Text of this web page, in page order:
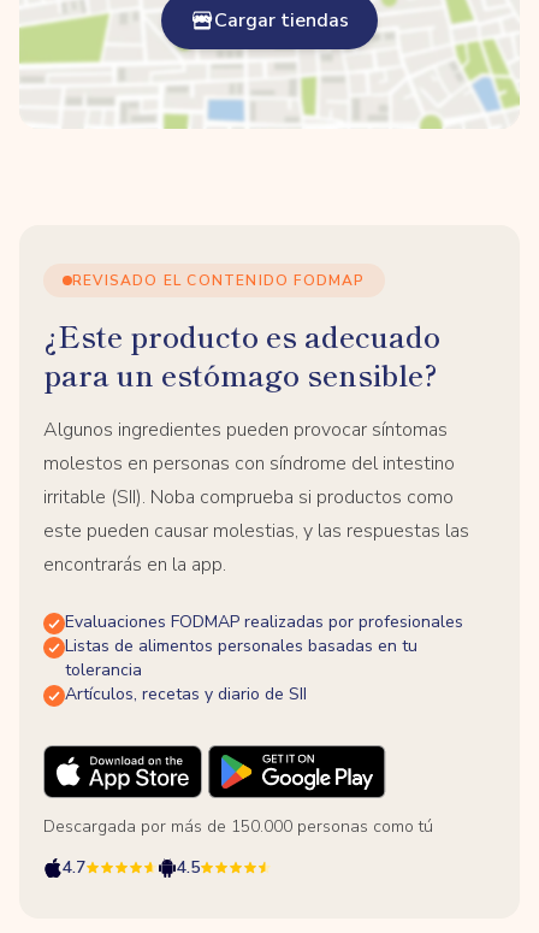
Cargar tiendas
REVISADO EL CONTENIDO FODMAP
¿Este producto es adecuado
para un estómago sensible?
Algunos ingredientes pueden provocar síntomas
molestos en personas con síndrome del intestino
irritable (SII). Noba comprueba si productos como
este pueden causar molestias, y las respuestas las
encontrarás en la app.
Evaluaciones FODMAP realizadas por profesionales
Listas de alimentos personales basadas en tu
tolerancia
Artículos, recetas y diario de SII
Descargada por más de 150.000 personas como tú
4.7
4.5